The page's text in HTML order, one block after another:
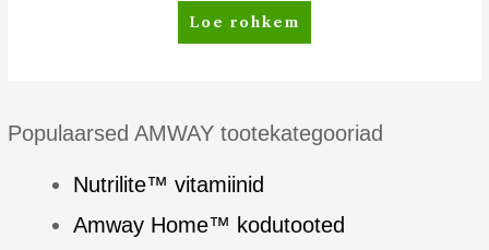
eSpring™
Vahetatav
filtrisisu
Loe rohkem
Populaarsed AMWAY tootekategooriad
Nutrilite™ vitamiinid
Amway Home™ kodutooted